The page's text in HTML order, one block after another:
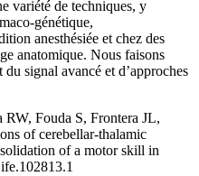
variété de techniques, y
génétique,
anesthésiée et chez des
anatomique. Nous faisons
signal avancé et d’approches
Fouda S, Frontera JL,
of cerebellar-thalamic
of a motor skill in